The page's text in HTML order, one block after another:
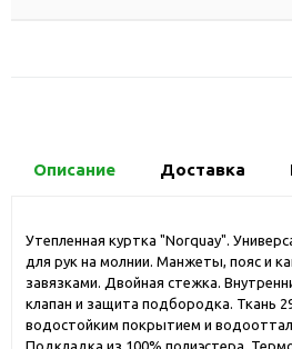
Описание Доставка
Утепленная куртка "Norquay".
для рук на молнии. Манжеты, пояс и
завязками. Двойная стежка.
клапан и защита подбородка. Ткань
водостойким покрытием и
Подкладка из 100% полиэстера.